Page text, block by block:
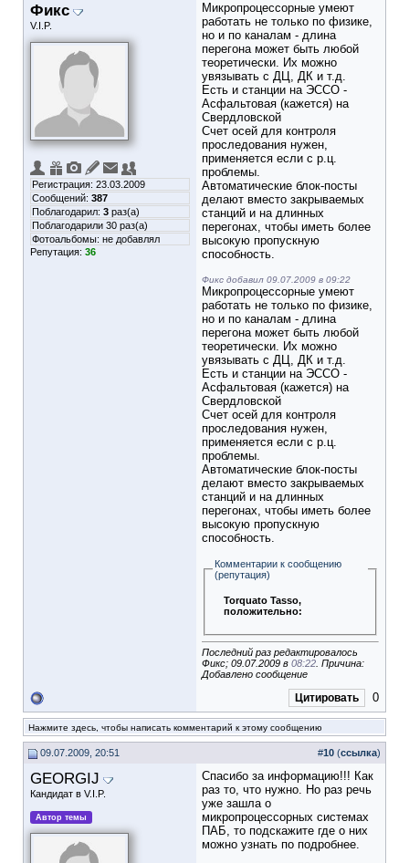
Фикс
V.I.P.
Регистрация: 23.03.2009
Сообщений: 387
Поблагодарил: 3 раз(а)
Поблагодарили 30 раз(а)
Фотоальбомы: не добавлял
Репутация: 36
Микропроцессорные умеют
работать не только по физике,
но и по каналам - длина
перегона может быть любой
теоретически. Их можно
увязывать с ДЦ, ДК и т.д.
Есть и станции на ЭССО -
Асфальтовая (кажется) на
Свердловской
Счет осей для контроля
проследования нужен,
применяется если с р.ц.
проблемы.
Автоматические блок-посты
делают вместо закрываемых
станций и на длинных
перегонах, чтобы иметь более
высокую пропускную
способность.
Фикс добавил 09.07.2009 в 09:22
Микропроцессорные умеют
работать не только по физике,
но и по каналам - длина
перегона может быть любой
теоретически. Их можно
увязывать с ДЦ, ДК и т.д.
Есть и станции на ЭССО -
Асфальтовая (кажется) на
Свердловской
Счет осей для контроля
проследования нужен,
применяется если с р.ц.
проблемы.
Автоматические блок-посты
делают вместо закрываемых
станций и на длинных
перегонах, чтобы иметь более
высокую пропускную
способность.
Комментарии к сообщению
(репутация)
Torquato Tasso,
положительно:
Последний раз редактировалось
Фикс; 09.07.2009 в 08:22 . Причина:
Добавлено сообщение
Цитировать 0
Нажмите здесь, чтобы написать комментарий к этому сообщению
09.07.2009, 20:51 #10 (ссылка)
GEORGIJ
Кандидат в V.I.P.
Автор темы
Спасибо за информацию!!! Как
раз то, что нужно. Но раз речь
уже зашла о
микропроцессорных системах
ПАБ, то подскажите где о них
можно узнать по подробнее.